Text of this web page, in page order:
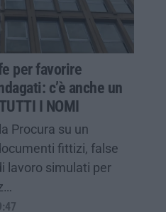
per favorire
c’è anche un
I NOMI
Procura su un
fittizi, false
lavoro simulati per